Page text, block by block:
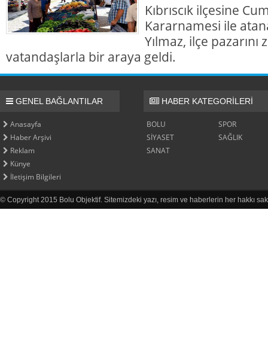
Kıbrıscık ilçesine
Kararnamesi ile
Yılmaz, ilçe
vatandaşlarla bir araya geldi.
GENEL BAĞLANTILAR
Anasayfa
Haber Arşivi
Reklam
Künye
İletişim Bilgileri
HABER KATEGORİLERİ
BOLU
SPOR
SİYASET
SAĞLIK
SANAT
© Copyright 2015 Bolu Objektif. Sitemizdeki yazı, resim ve haberlerin her hakkı